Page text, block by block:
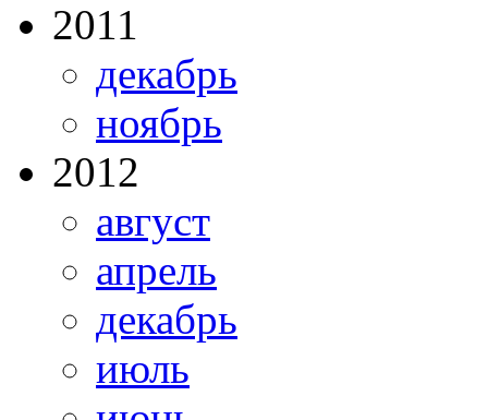
2011
декабрь
ноябрь
2012
август
апрель
декабрь
июль